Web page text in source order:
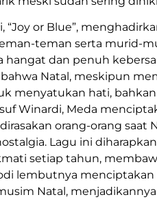
“Joy or Blue”,
teman serta murid-
hangat dan penuh
Natal, meskipun
menyatukan hati,
Winardi, Meda
orang-orang
Lagu ini
setiap tahun,
lembutnya
Natal,